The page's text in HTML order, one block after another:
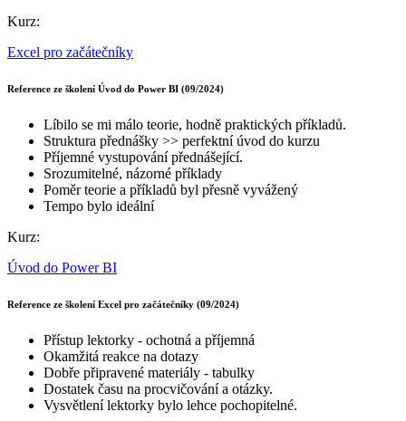
Kurz:
Excel pro začátečníky
Reference ze školení Úvod do Power BI (09/2024)
Líbilo se mi málo teorie, hodně praktických příkladů.
Struktura přednášky >> perfektní úvod do kurzu
Příjemné vystupování přednášející.
Srozumitelné, názorné příklady
Poměr teorie a příkladů byl přesně vyvážený
Tempo bylo ideální
Kurz:
Úvod do Power BI
Reference ze školení Excel pro začátečníky (09/2024)
Přístup lektorky - ochotná a příjemná
Okamžitá reakce na dotazy
Dobře připravené materiály - tabulky
Dostatek času na procvičování a otázky.
Vysvětlení lektorky bylo lehce pochopitelné.